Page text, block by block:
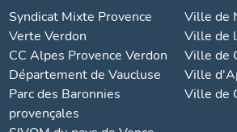
Syndicat Mixte Provence
Verte Verdon
CC Alpes Provence Verdon
Département de Vaucluse
Parc des Baronnies
provençales
Ville de
Ville de
Ville de
Ville
Ville de